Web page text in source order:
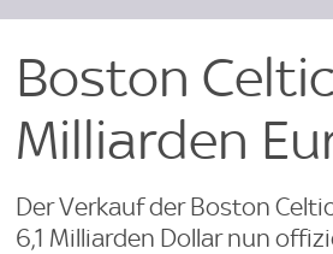
Boston
Milliarden
Der Verkauf der Boston
6,1 Milliarden Dollar nun